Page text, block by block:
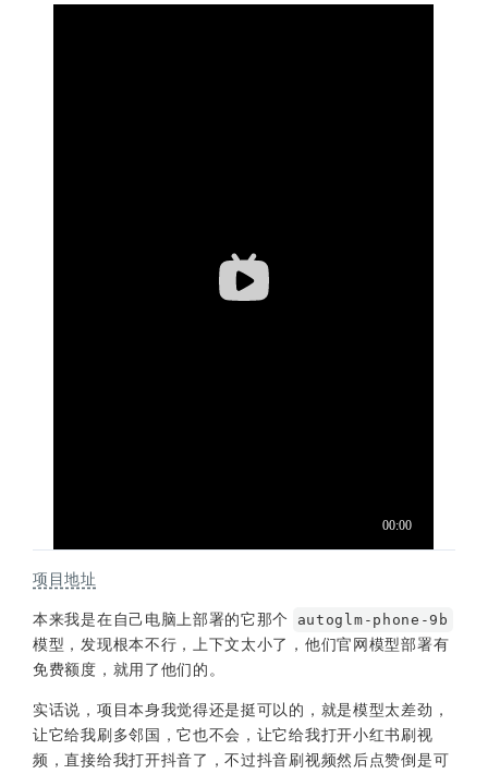
项目地址
本来我是在自己电脑上部署的它那个 autoglm-phone-9b
模型，发现根本不行，上下文太小了，他们官网模型部署有
免费额度，就用了他们的。
实话说，项目本身我觉得还是挺可以的，就是模型太差劲，
让它给我刷多邻国，它也不会，让它给我打开小红书刷视
频，直接给我打开抖音了，不过抖音刷视频然后点赞倒是可